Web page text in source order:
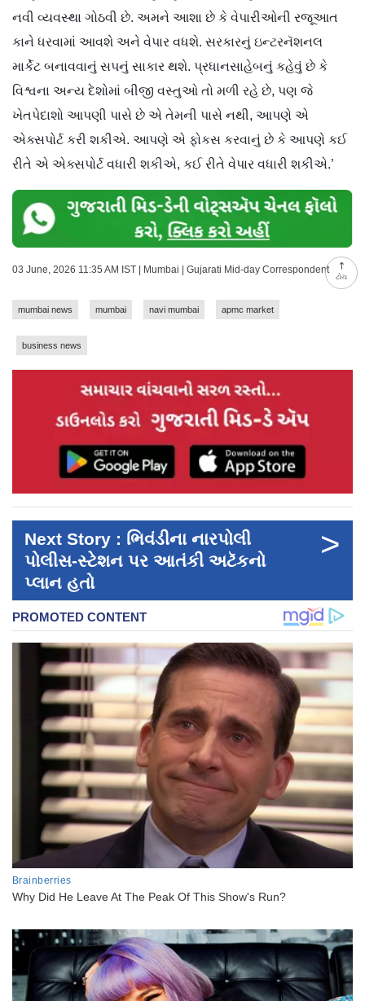
ટોચ
નવી વ્યવસ્થા ગોઠવી છે. અમને આશા છે કે વેપારીઓની રજૂઆત
કાને ધરવામાં આવશે અને વેપાર વધશે. સરકારનું ઇન્ટરનૅશનલ
માર્કેટ બનાવવાનું સપનું સાકાર થશે. પ્રધાનસાહેબનું કહેવું છે કે
વિશ્વના અન્ય દેશોમાં બીજી વસ્તુઓ તો મળી રહે છે, પણ જે
ખેતપેદાશો આપણી પાસે છે એ તેમની પાસે નથી, આપણે એ
એક્સપોર્ટ કરી શકીએ. આપણે એ ફોકસ કરવાનું છે કે આપણે કઈ
રીતે એ એક્સપોર્ટ વધારી શકીએ, કઈ રીતે વેપાર વધારી શકીએ.’
03 June, 2026 11:35 AM IST | Mumbai | Gujarati Mid-day Correspondent
mumbai news mumbai navi mumbai apmc market
business news
Next Story : ભિવંડીના નારપોલી
પોલીસ-સ્ટેશન પર આતંકી અટૅકનો
પ્લાન હતો
>